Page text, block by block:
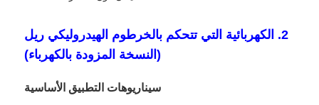
2. الكهربائية التي تتحكم بالخرطوم الهيدروليكي ريل
(النسخة المزودة بالكهرباء)
سيناريوهات التطبيق الأساسية